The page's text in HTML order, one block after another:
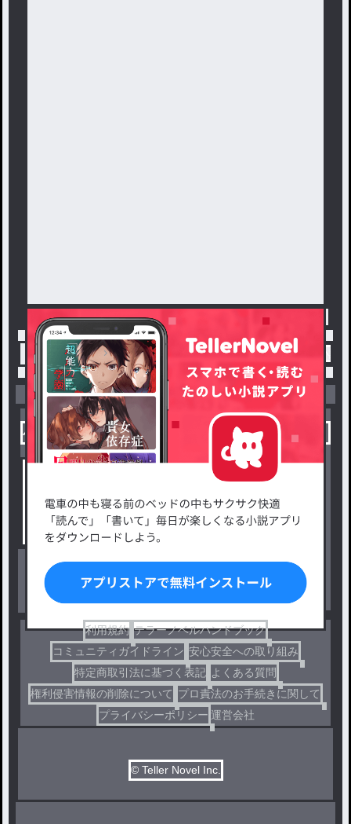
トップ 「TSUBAKI」最新作：シンカリオンZ夢小説
小説を探す
小説コンテスト応募・公募
出版・メディアミックス作品
ジャンルから探す
恋愛・ロマンス
ファンタジー・異世界・SF
ドラマ
利用規約 テラーノベルハンドブック
コミュニティガイドライン 安心安全への取り組み
特定商取引法に基づく表記 よくある質問
権利侵害情報の削除について プロ責法のお手続きに関して
プライバシーポリシー 運営会社
© Teller Novel Inc.